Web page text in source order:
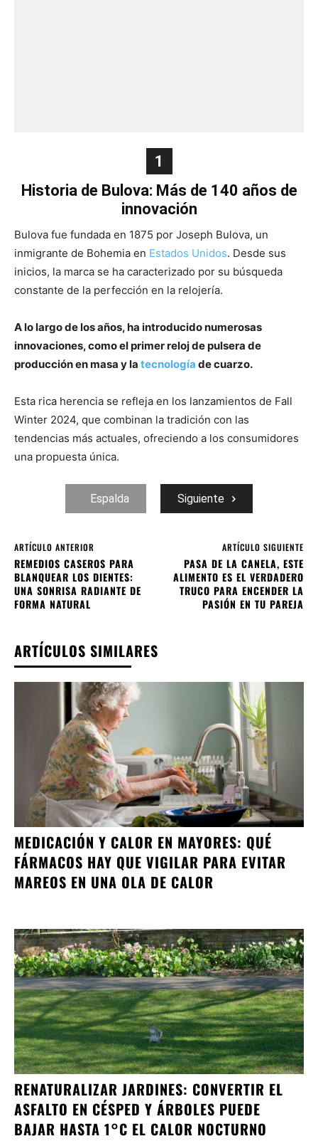
1
Historia de Bulova: Más de 140 años de
innovación
Bulova fue fundada en 1875 por Joseph Bulova, un
inmigrante de Bohemia en Estados Unidos. Desde sus
inicios, la marca se ha caracterizado por su búsqueda
constante de la perfección en la relojería.
A lo largo de los años, ha introducido numerosas
innovaciones, como el primer reloj de pulsera de
producción en masa y la tecnología de cuarzo.
Esta rica herencia se refleja en los lanzamientos de Fall
Winter 2024, que combinan la tradición con las
tendencias más actuales, ofreciendo a los consumidores
una propuesta única.
Espalda Siguiente
ARTÍCULO ANTERIOR
REMEDIOS CASEROS PARA
BLANQUEAR LOS DIENTES:
UNA SONRISA RADIANTE DE
FORMA NATURAL
ARTÍCULO SIGUIENTE
PASA DE LA CANELA, ESTE
ALIMENTO ES EL VERDADERO
TRUCO PARA ENCENDER LA
PASIÓN EN TU PAREJA
ARTÍCULOS SIMILARES
MEDICACIÓN Y CALOR EN MAYORES: QUÉ
FÁRMACOS HAY QUE VIGILAR PARA EVITAR
MAREOS EN UNA OLA DE CALOR
RENATURALIZAR JARDINES: CONVERTIR EL
ASFALTO EN CÉSPED Y ÁRBOLES PUEDE
BAJAR HASTA 1°C EL CALOR NOCTURNO